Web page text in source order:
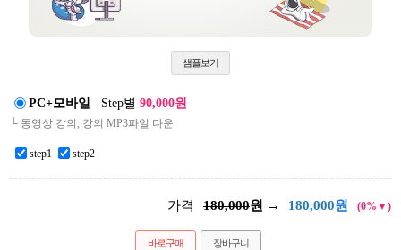
샘플보기
PC+모바일 Step별 90,000원
└ 동영상 강의, 강의 MP3파일 다운
step1 step2
가격 180,000원 → 180,000원 (0%▼)
바로구매 장바구니